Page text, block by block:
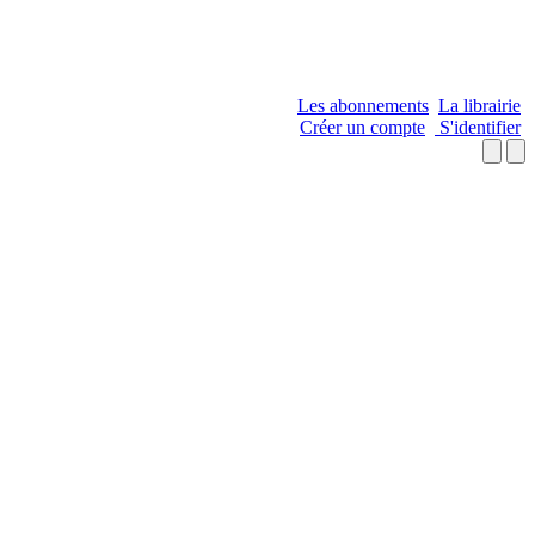
Les abonnements La librairie
Créer un compte
S'identifier